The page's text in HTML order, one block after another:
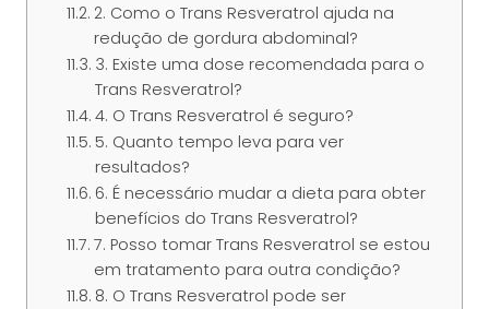
2. Como o Trans Resveratrol ajuda na
redução de gordura abdominal?
3. Existe uma dose recomendada para o
Trans Resveratrol?
4. O Trans Resveratrol é seguro?
5. Quanto tempo leva para ver
resultados?
6. É necessário mudar a dieta para obter
benefícios do Trans Resveratrol?
7. Posso tomar Trans Resveratrol se estou
em tratamento para outra condição?
8. O Trans Resveratrol pode ser